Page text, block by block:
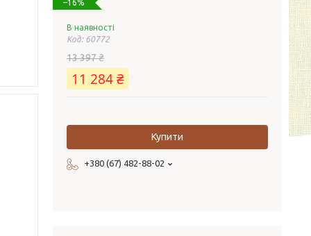
–16%
В наявності
Код: 60772
13 397 ₴
11 284 ₴
Купити
+380 (67) 482-88-02